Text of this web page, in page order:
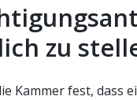
zu
Kammer fest, dass